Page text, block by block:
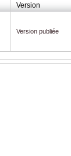
Version
Version publiée